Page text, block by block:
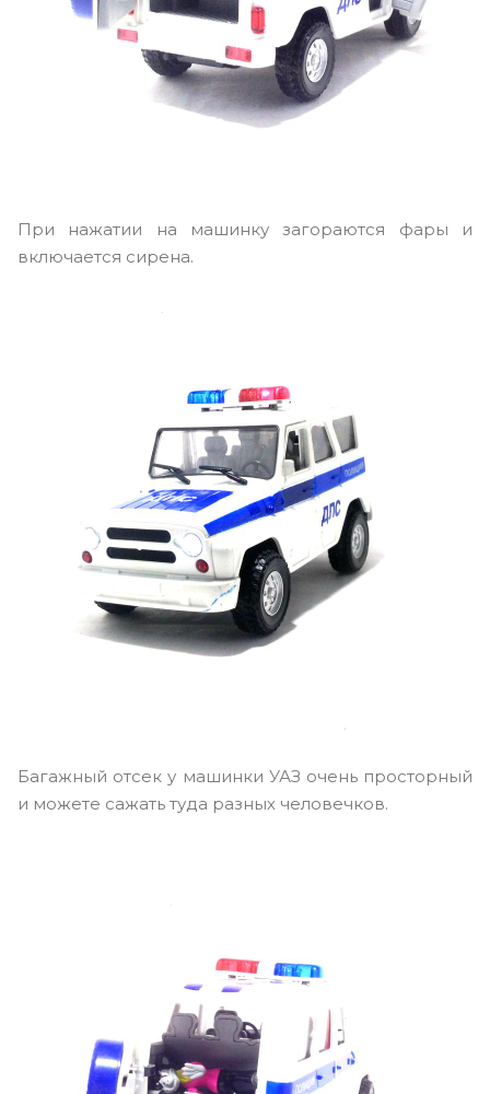
При нажатии на машинку загораются фары и
включается сирена.
Багажный отсек у машинки УАЗ очень просторный
и можете сажать туда разных человечков.